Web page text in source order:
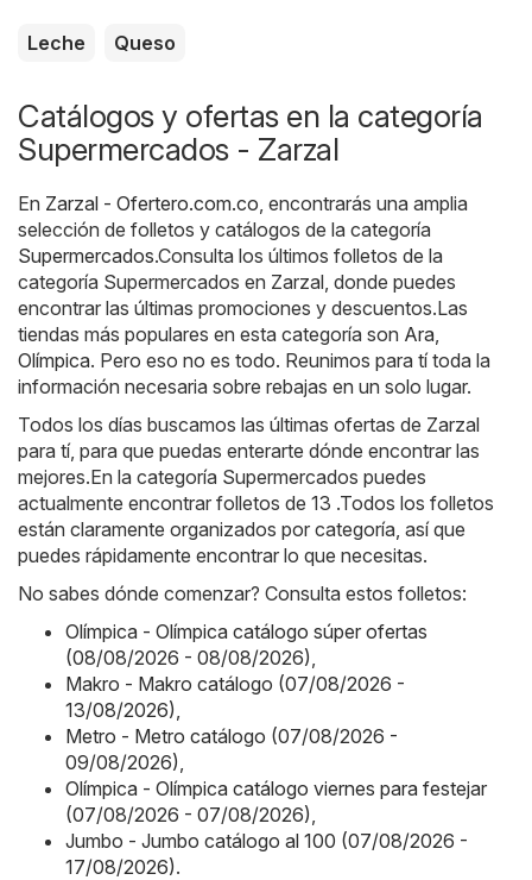
Leche Queso
Catálogos y ofertas en la categoría
Supermercados - Zarzal
En Zarzal - Ofertero.com.co , encontrarás una amplia
selección de folletos y catálogos de la categoría
Supermercados.Consulta los últimos folletos de la
categoría Supermercados en Zarzal, donde puedes
encontrar las últimas promociones y descuentos.Las
tiendas más populares en esta categoría son Ara
Olímpica. Pero eso no es todo. Reunimos para tí toda la
información necesaria sobre rebajas en un solo lugar.
Todos los días buscamos las últimas ofertas de Zarzal
para tí, para que puedas enterarte dónde encontrar las
mejores.En la categoría Supermercados puedes
actualmente encontrar folletos de 13 .Todos los folletos
están claramente organizados por categoría, así que
puedes rápidamente encontrar lo que necesitas.
No sabes dónde comenzar? Consulta estos folletos:
Olímpica - Olímpica catálogo súper ofertas
(08/08/2026 - 08/08/2026)
Makro - Makro catálogo (07/08/2026 -
13/08/2026)
Metro - Metro catálogo (07/08/2026 -
09/08/2026)
Olímpica - Olímpica catálogo viernes para festejar
(07/08/2026 - 07/08/2026)
Jumbo - Jumbo catálogo al 100 (07/08/2026 -
17/08/2026).